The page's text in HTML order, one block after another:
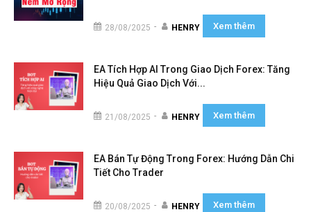
28/08/2025 - HENRY Xem thêm
EA Tích Hợp AI Trong Giao Dịch Forex: Tăng
Hiệu Quả Giao Dịch Với...
21/08/2025 - HENRY Xem thêm
EA Bán Tự Động Trong Forex: Hướng Dẫn Chi
Tiết Cho Trader
20/08/2025 - HENRY Xem thêm